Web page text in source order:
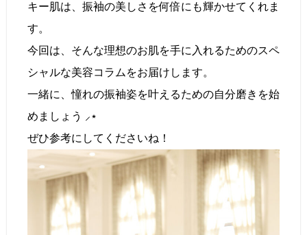
キー肌は、振袖の美しさを何倍にも輝かせてくれま
す。
今回は、そんな理想のお肌を手に入れるためのスペ
シャルな美容コラムをお届けします。
一緒に、憧れの振袖姿を叶えるための自分磨きを始
めましょう ⸝⋆
ぜひ参考にしてくださいね！